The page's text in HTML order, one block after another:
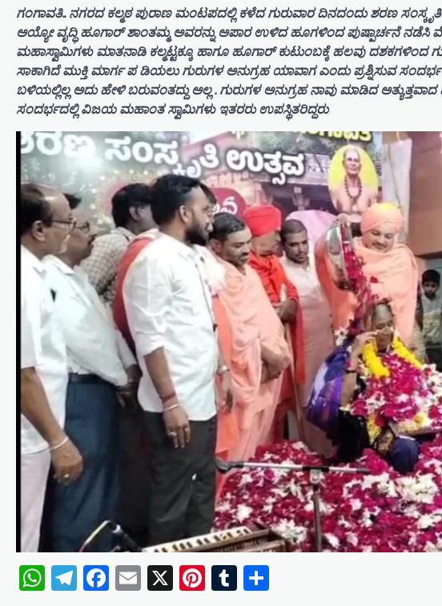
ಗಂಗಾವತಿ.. ನಗರದ ಕಲ್ಮಠ ಪುರಾಣ ಮಂಟಪದಲ್ಲಿ ಕಳೆದ ಗುರುವಾರ ದಿನದಂದು ಶರಣ
ಅಯ್ಯೋ ವೃದ್ಧಿ ಹೂಗಾರ್ ಶಾಂತಮ್ಮ ಅವರನ್ನು ಅಪಾರ ಉಳಿದ ಹೂಗಳಿಂದ ಪುಷ್ಪಾರ್ಚನೆ ನಡೆಸಿ
ಮಹಾಸ್ವಾಮಿಗಳು ಮಾತನಾಡಿ ಕಲ್ಮಟ್ಟಕ್ಕೂ ಹಾಗೂ ಹೂಗಾರ್ ಕುಟುಂಬಕ್ಕೆ ಹಲವು ದಶಕಗಳಿಂದ
ಸಾಕಾಗಿದೆ ಮುಕ್ತಿ ಮಾರ್ಗ ಪ ಡಿಯಲು ಗುರುಗಳ ಅನುಗ್ರಹ ಯಾವಾಗ ಎಂದು ಪ್ರಶ್ನಿಸುವ
ಬಳಿಯಲ್ಲಿಲ್ಲ ಅದು ಹೇಳಿ ಬರುವಂತದ್ದು ಅಲ್ಲ . ಗುರುಗಳ ಅನುಗ್ರಹ ನಾವು ಮಾಡಿದ
ಸಂದರ್ಭದಲ್ಲಿ ವಿಜಯ ಮಹಾಂತ ಸ್ವಾಮಿಗಳು ಇತರರು ಉಪಸ್ಥಿತರಿದ್ದರು
WhatsApp
Telegram
Facebook
Email
X Pinterest
Tumblr